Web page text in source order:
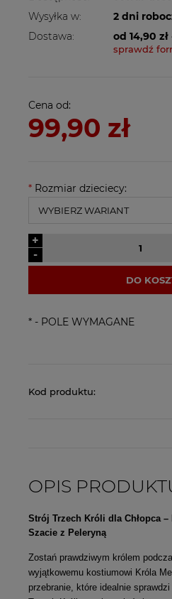
Wysyłka w:
2 dni
Dostawa:
od 14,90 zł
Cena nie zawierasprawdź
Cena od:
99,90 zł
* Rozmiar dzieciecy:
-
+
DO
* - POLE WYMAGANE
Kod produktu:
OPIS
Strój Trzech Króli dla Chłopca
Szacie z Peleryną
Zostań prawdziwym królem
wyjątkowemu kostiumowi Króla
przebranie, które idealnie